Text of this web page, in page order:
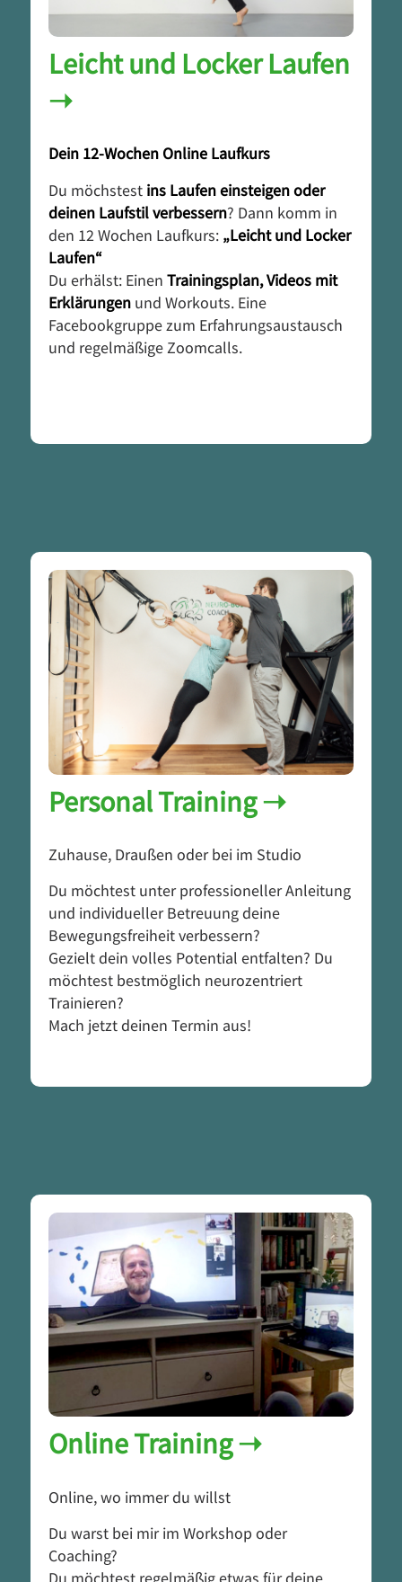
Leicht und Locker Laufen
➝
Dein 12-Wochen Online Laufkurs
Du möchstestins Laufen einsteigen oder
deinen Laufstil verbessern? Dann komm in
den 12 Wochen Laufkurs: „Leicht und Locker
Laufen“
Du erhälst: Einen Trainingsplan, Videos mit
Erklärungen und Workouts. Eine
Facebookgruppe zum Erfahrungsaustausch
und regelmäßige Zoomcalls.
Personal Training ➝
Zuhause, Draußen oder bei im Studio
Du möchtest unter professioneller Anleitung
und individueller Betreuung deine
Bewegungsfreiheit verbessern?
Gezielt dein volles Potential entfalten? Du
möchtest bestmöglich neurozentriert
Trainieren?
Mach jetzt deinen Termin aus!
Online Training ➝
Online, wo immer du willst
Du warst bei mir im Workshop oder
Coaching?